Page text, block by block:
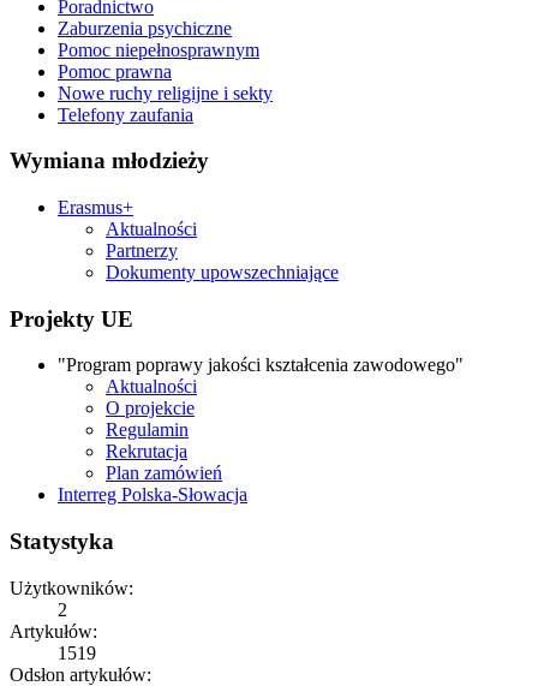
Poradnictwo
Zaburzenia psychiczne
Pomoc niepełnosprawnym
Pomoc prawna
Nowe ruchy religijne i sekty
Telefony zaufania
Wymiana młodzieży
Erasmus+
Aktualności
Partnerzy
Dokumenty upowszechniające
Projekty UE
"Program poprawy jakości kształcenia zawodowego"
Aktualności
O projekcie
Regulamin
Rekrutacja
Plan zamówień
Interreg Polska-Słowacja
Statystyka
Użytkowników:
2
Artykułów:
1519
Odsłon artykułów: